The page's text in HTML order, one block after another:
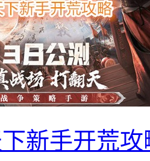
新手开荒